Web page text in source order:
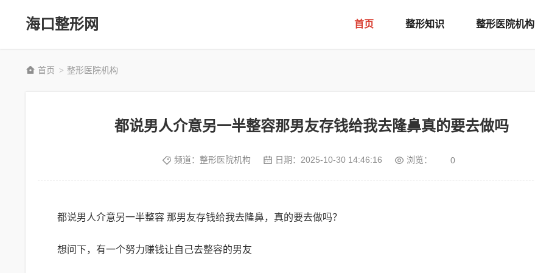
海口整形网 首页 整形知识 整形医院机构
首页 > 整形医院机构
都说男人介意另一半整容那男友存钱给我去隆鼻真的要去做吗
频道： 整形医院机构 日期： 2025-10-30 14:46:16 浏览： 0
都说男人介意另一半整容 那男友存钱给我去隆鼻，真的要去做吗？
想问下，有一个努力赚钱让自己去整容的男友